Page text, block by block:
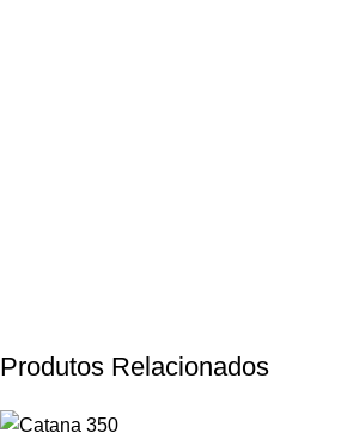
Produtos Relacionados